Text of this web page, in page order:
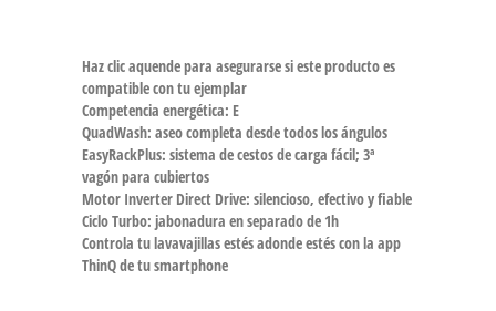
Haz clic aquende para asegurarse si este producto es
compatible con tu ejemplar
Competencia energética: E
QuadWash: aseo completa desde todos los ángulos
EasyRackPlus: sistema de cestos de carga fácil; 3ª
vagón para cubiertos
Motor Inverter Direct Drive: silencioso, efectivo y fiable
Ciclo Turbo: jabonadura en separado de 1h
Controla tu lavavajillas estés adonde estés con la app
ThinQ de tu smartphone